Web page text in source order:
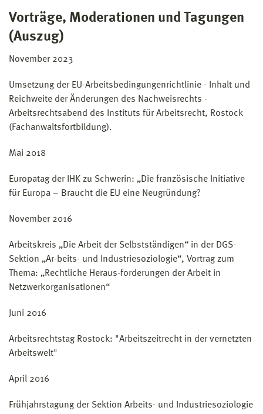
Vorträge, Moderationen und Tagungen
(Auszug)
November 2023
Umsetzung der EU-Arbeitsbedingungenrichtlinie - Inhalt und
Reichweite der Änderungen des Nachweisrechts -
Arbeitsrechtsabend des Instituts für Arbeitsrecht, Rostock
(Fachanwaltsfortbildung).
Mai 2018
Europatag der IHK zu Schwerin: „Die französische Initiative
für Europa – Braucht die EU eine Neugründung?
November 2016
Arbeitskreis „Die Arbeit der Selbstständigen“ in der DGS-
Sektion „Ar-beits- und Industriesoziologie“, Vortrag zum
Thema: „Rechtliche Heraus-forderungen der Arbeit in
Netzwerkorganisationen“
Juni 2016
Arbeitsrechtstag Rostock: "Arbeitszeitrecht in der vernetzten
Arbeitswelt"
April 2016
Frühjahrstagung der Sektion Arbeits- und Industriesoziologie